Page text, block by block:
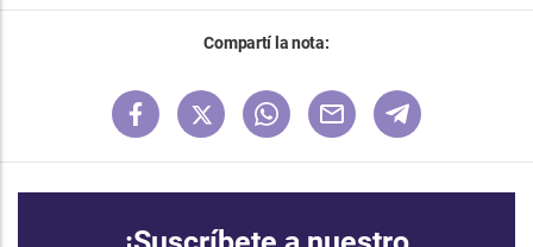
Compartí la nota: